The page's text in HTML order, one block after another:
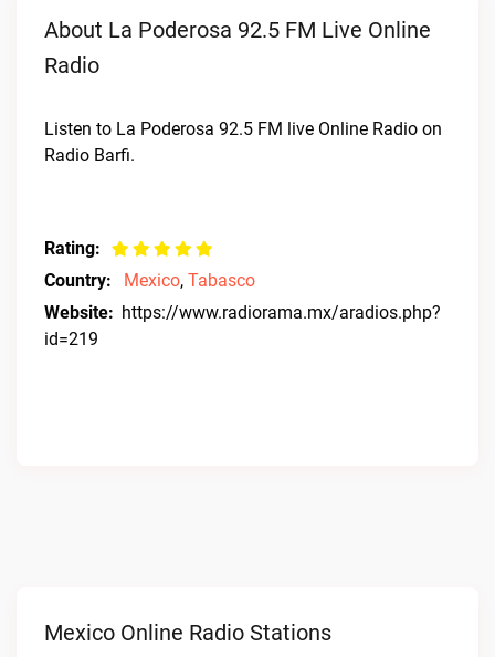
About La Poderosa 92.5 FM Live Online
Radio
Listen to La Poderosa 92.5 FM live Online Radio on
Radio Barfi.
Rating:
Country:
Mexico, Tabasco
Website: https://www.radiorama.mx/aradios.php?
id=219
Mexico Online Radio Stations